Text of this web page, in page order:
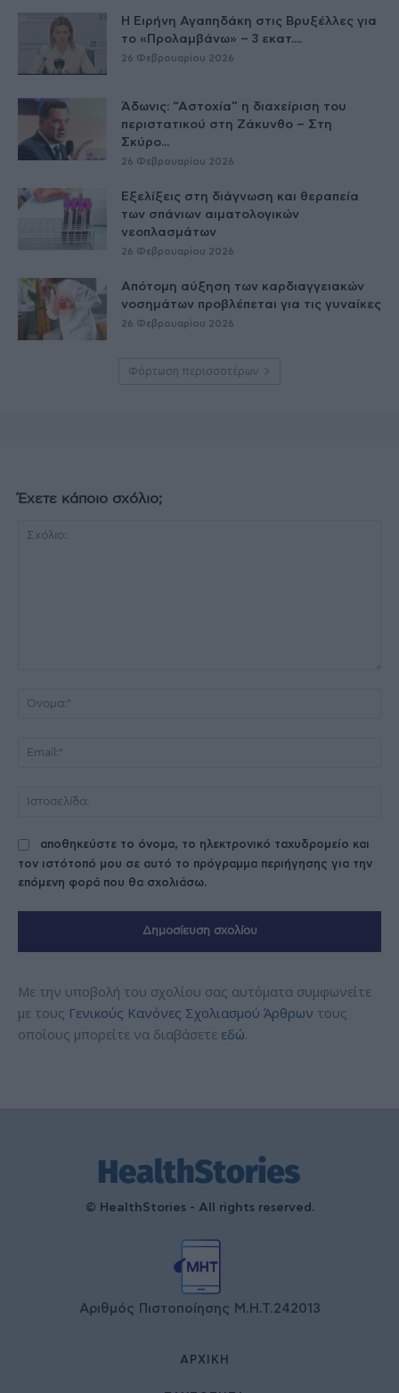
Η Ειρήνη Αγαπηδάκη στις Βρυξέλλες για
το «Προλαμβάνω» – 3 εκατ....
26 Φεβρουαρίου 2026
Άδωνις: “Αστοχία” η διαχείριση του
περιστατικού στη Ζάκυνθο – Στη
Σκύρο...
26 Φεβρουαρίου 2026
Εξελίξεις στη διάγνωση και θεραπεία
των σπάνιων αιματολογικών
νεοπλασμάτων
26 Φεβρουαρίου 2026
Απότομη αύξηση των καρδιαγγειακών
νοσημάτων προβλέπεται για τις γυναίκες
26 Φεβρουαρίου 2026
Φόρτωση περισσοτέρων
Έχετε κάποιο σχόλιο;
αποθηκεύστε το όνομα, το ηλεκτρονικό ταχυδρομείο και
τον ιστότοπό μου σε αυτό το πρόγραμμα περιήγησης για την
επόμενη φορά που θα σχολιάσω.
Με την υποβολή του σχολίου σας αυτόματα συμφωνείτε
με τους Γενικούς Κανόνες Σχολιασμού Άρθρων τους
οποίους μπορείτε να διαβάσετε εδώ.
© HealthStories - All rights reserved.
Αριθμός Πιστοποίησης Μ.Η.Τ.242013
ΑΡΧΙΚΉ